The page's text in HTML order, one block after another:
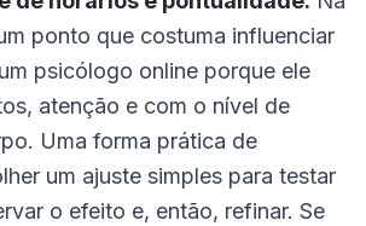
ponto que costuma influenciar
psicólogo online porque ele
atenção e com o nível de
Uma forma prática de
um ajuste simples para testar
o efeito e, então, refinar. Se